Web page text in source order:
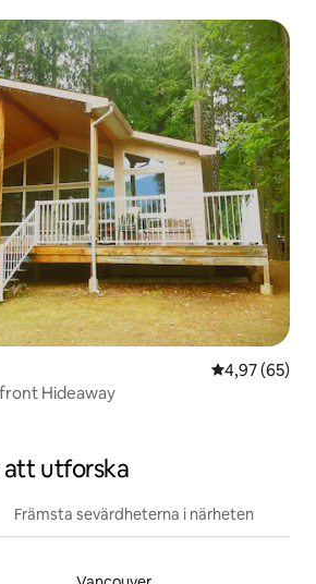
4,97 av 5 i
4,97 (65)
Hideaway
utforska
Främsta sevärdheterna i närheten